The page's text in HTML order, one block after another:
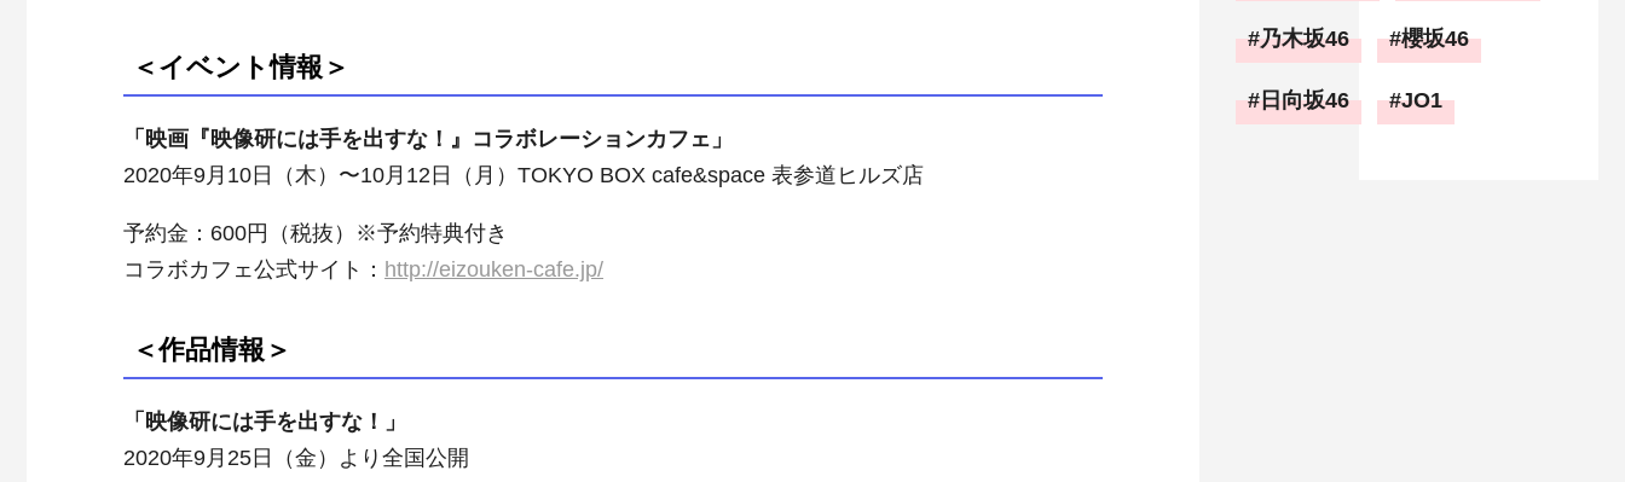
＜イベント情報＞
「映画『映像研には手を出すな！』コラボレーションカフェ」
2020年9月10日（木）〜10月12日（月）TOKYO BOX cafe&space 表参道ヒルズ店
予約金：600円（税抜）※予約特典付き
コラボカフェ公式サイト： http://eizouken-cafe.jp/
＜作品情報＞
「映像研には手を出すな！」
2020年9月25日（金）より全国公開
乃木坂46 櫻坂46
日向坂46 JO1